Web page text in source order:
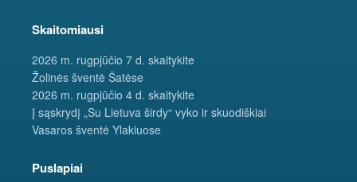
Skaitomiausi
2026 m. rugpjūčio 7 d. skaitykite
Žolinės šventė Šatėse
2026 m. rugpjūčio 4 d. skaitykite
Į sąskrydį „Su Lietuva širdy“ vyko ir skuodiškiai
Vasaros šventė Ylakiuose
Puslapiai